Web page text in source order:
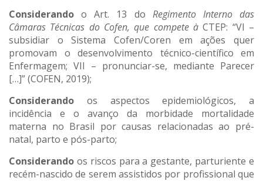
Considerando o Art. 13 do Regimento Interno das
Câmaras Técnicas do Cofen, que compete àCTEP: “VI –
subsidiar o Sistema Cofen/Coren em ações quer
promovam o desenvolvimento técnico-científico em
Enfermagem; VII – pronunciar-se, mediante Parecer
[…]” (COFEN, 2019);
Considerando os aspectos epidemiológicos, a
incidência e o avanço da morbidade mortalidade
materna no Brasil por causas relacionadas ao pré-
natal, parto e pós-parto;
Considerando os riscos para a gestante, parturiente e
recém-nascido de serem assistidos por profissional que